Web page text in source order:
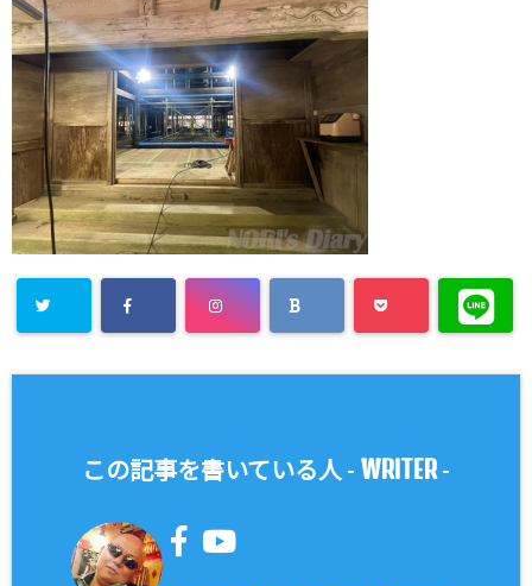
この記事を書いている人 - WRITER-